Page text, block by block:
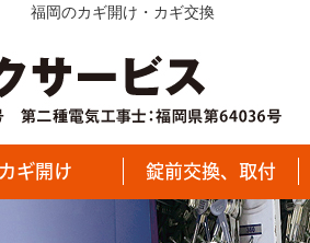
福岡のカギ開け・カギ交換
カギ開け 錠前交換、取付